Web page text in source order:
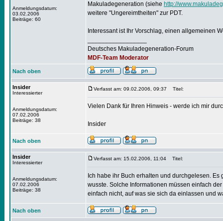
Anmeldungsdatum:
03.02.2006
Beiträge: 60
Makuladegeneration (siehe http://
weitere "Ungereimtheiten" zur PDT.
Interessant ist Ihr Vorschlag, einen allgemeinen
Deutsches Makuladegeneration-Forum
MDF-Team Moderator
Nach oben
Insider
Interessierter
Anmeldungsdatum:
07.02.2006
Beiträge: 38
Verfasst am: 09.02.2006, 09:37 Titel:
Vielen Dank für Ihren Hinweis - werde ich mir
Insider
Nach oben
Insider
Interessierter
Anmeldungsdatum:
07.02.2006
Beiträge: 38
Verfasst am: 15.02.2006, 11:04 Titel:
Ich habe ihr Buch erhalten und durchgelesen.
wusste. Solche Informationen müssen einfach
einfach nicht, auf was sie sich da einlassen und
Nach oben